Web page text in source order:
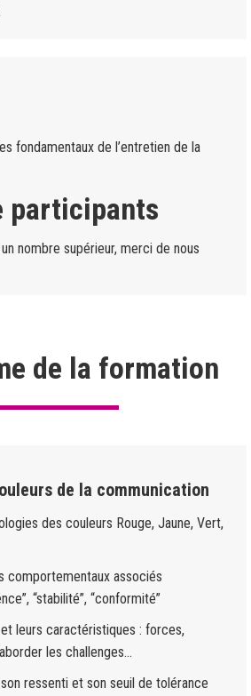
fondamentaux de l’entretien de la
participants
nombre supérieur, merci de nous
de la formation
de la communication
des couleurs Rouge, Jaune, Vert,
comportementaux associés
“stabilité”, “conformité”
leurs caractéristiques : forces,
les challenges…
ressenti et son seuil de tolérance